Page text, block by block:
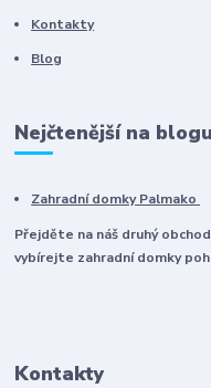
Kontakty
Blog
Nejčtenější na blogu
Zahradní domky Palmako
Přejděte na náš druhý
vybírejte zahradní domky
Kontakty